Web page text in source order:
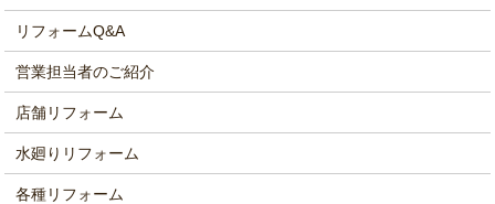
リフォームQ&A
営業担当者のご紹介
店舗リフォーム
水廻りリフォーム
各種リフォーム